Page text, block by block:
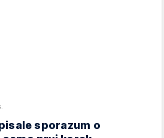
sporazum o